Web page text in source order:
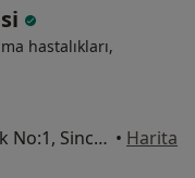
hastalıkları,
Akşemsettin Mah. Huzur Sokak No:1, Sincan • Harita